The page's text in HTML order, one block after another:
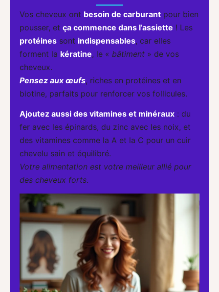
Vos cheveux ont besoin de carburant pour bien
pousser, et ça commence dans l’assiette ! Les
protéines sont indispensables, car elles
forment la kératine, le « bâtiment » de vos
cheveux.
Pensez aux œufs, riches en protéines et en
biotine, parfaits pour renforcer vos follicules.
Ajoutez aussi des vitamines et minéraux : du
fer avec les épinards, du zinc avec les noix, et
des vitamines comme la A et la C pour un cuir
chevelu sain et équilibré.
Votre alimentation est votre meilleur allié pour
des cheveux forts.